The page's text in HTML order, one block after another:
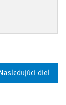
Nasledujúci diel